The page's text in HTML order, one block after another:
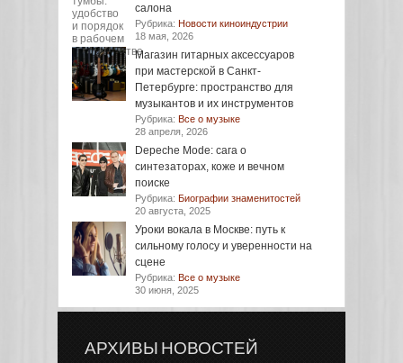
салона
Рубрика: Новости киноиндустрии
18 мая, 2026
Магазин гитарных аксессуаров
при мастерской в Санкт-
Петербурге: пространство для
музыкантов и их инструментов
Рубрика: Все о музыке
28 апреля, 2026
Depeche Mode: сага о
синтезаторах, коже и вечном
поиске
Рубрика: Биографии знаменитостей
20 августа, 2025
Уроки вокала в Москве: путь к
сильному голосу и уверенности на
сцене
Рубрика: Все о музыке
30 июня, 2025
АРХИВЫ НОВОСТЕЙ